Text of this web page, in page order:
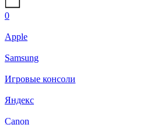
0
Apple
Samsung
Игровые консоли
Яндекс
Canon